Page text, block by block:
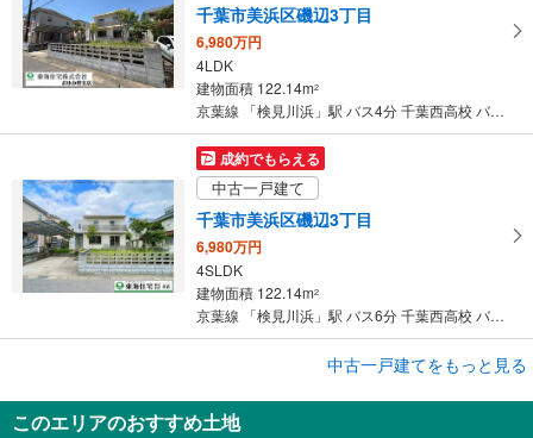
千葉市美浜区磯辺3丁目
6,980万円
4LDK
建物面積 122.14m2
京葉線 「検見川浜」駅 バス4分 千葉西高校 バス停下車 徒歩3分
成約でもらえる
中古一戸建て
千葉市美浜区磯辺3丁目
6,980万円
4SLDK
建物面積 122.14m2
京葉線 「検見川浜」駅 バス6分 千葉西高校 バス停下車 徒歩3分
千葉市美浜区磯辺3丁目
中古一戸建てをもっと見る
このエリアのおすすめ土地